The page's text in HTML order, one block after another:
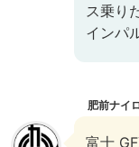
ス乗り
インパ
肥前ナイ
富士